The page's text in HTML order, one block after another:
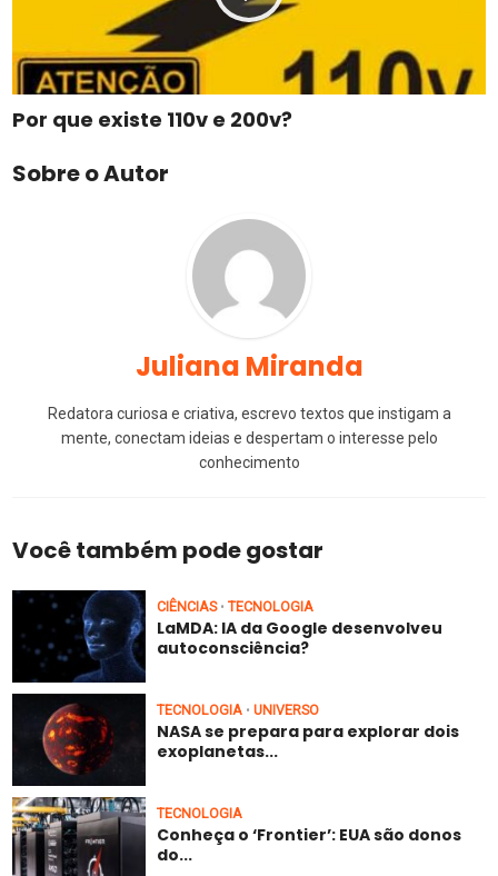
Por que existe 110v e 200v?
Sobre o Autor
Juliana Miranda
Redatora curiosa e criativa, escrevo textos que instigam a
mente, conectam ideias e despertam o interesse pelo
conhecimento
Você também pode gostar
CIÊNCIAS • TECNOLOGIA
LaMDA: IA da Google desenvolveu
autoconsciência?
TECNOLOGIA • UNIVERSO
NASA se prepara para explorar dois
exoplanetas...
TECNOLOGIA
Conheça o ‘Frontier’: EUA são donos
do...